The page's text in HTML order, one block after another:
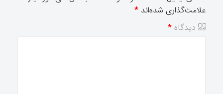
علامت‌گذاری شده‌اند *
دیدگاه *